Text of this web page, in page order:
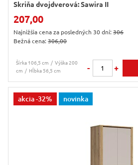
Skriňa dvojdverová: Sawira II
207,00
Najnižšia cena za posledných 30 dní: 306
Bežná cena: 306,00
Šírka 106,5 cm
Výška 200
cm
Hĺbka 56,5 cm - +
akcia-32% novinka